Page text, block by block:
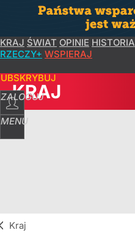
KRAJ ŚWIAT OPINIE HISTORIA
RZECZY+ WSPIERAJ
ZALOGUJ
MENU
KRAJ
Kraj